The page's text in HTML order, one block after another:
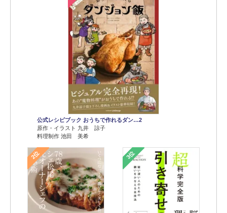
公式レシピブック おうちで作れるダン…2
原作・イラスト 九井 諒子
料理制作 池田 美希
2位 3位